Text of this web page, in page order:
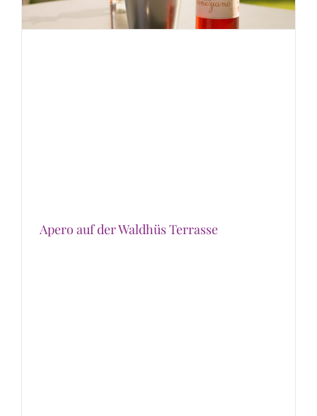
Apero auf der Waldhüs Terrasse